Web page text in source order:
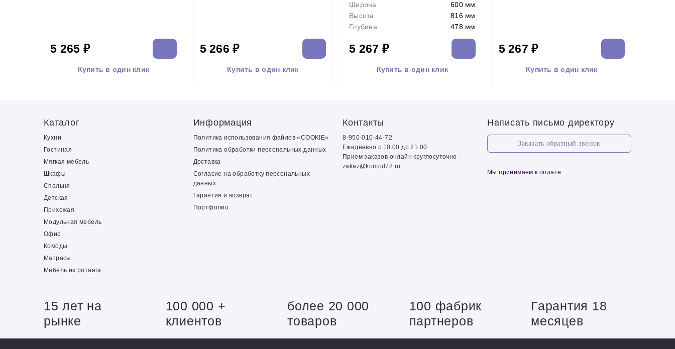
5 265 ₽
Купить в один клик
5 266 ₽
Купить в один клик
Ширина
600 мм
Высота
816 мм
Глубина
478 мм
5 267 ₽
Купить в один клик
5 267 ₽
Купить в один клик
Каталог
Кухни
Гостиная
Мягкая мебель
Шкафы
Спальня
Детская
Прихожая
Модульная мебель
Офис
Комоды
Матрасы
Мебель из ротанга
Информация
Политика использования файлов «COOKIE»
Политика обработки персональных данных
Доставка
Согласие на обработку персональных
данных
Гарантия и возврат
Портфолио
Контакты
8-950-010-44-72
Ежедневно с 10.00 до 21.00
Прием заказов онлайн круглосуточно
zakaz@komod78.ru
Написать письмо директору
Заказать обратный звонок
Мы принимаем к оплате
15 лет на
рынке
100 000 +
клиентов
более 20 000
товаров
100 фабрик
партнеров
Гарантия 18
месяцев